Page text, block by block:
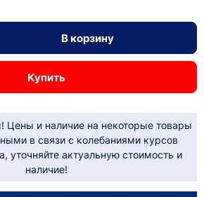
В корзину
Купить
Цены и наличие на некоторые товары
в связи с колебаниями курсов
уточняйте актуальную стоимость и
наличие!